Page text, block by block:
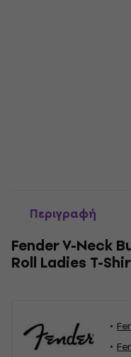
Περιγραφή
Fender V-Neck
Roll Ladies T-